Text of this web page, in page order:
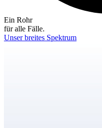
Ein Rohr
für alle Fälle.
Unser breites Spektrum